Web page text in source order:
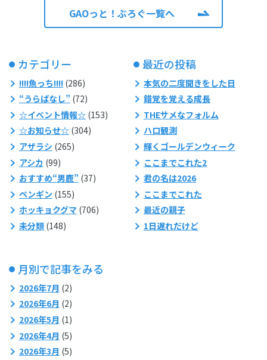
GAOっと！ぶろぐ一覧へ
カテゴリー
!!!!魚っち!!!!(286)
“うらばなし”(72)
☆イベント情報☆(153)
☆お知らせ☆(304)
アザラシ (265)
アシカ (99)
おすすめ“男鹿”(37)
ペンギン (155)
ホッキョクグマ (706)
未分類(148)
最近の投稿
本気の二度聞きをした日
錯覚を覚える成長
THEサメなフォルム
ハロ観測
輝くゴールデンウィーク
ここまでこれた2
君の名は2026
ここまでこれた
最近の親子
1日遅れだけど
月別で記事をみる
2026年7月 (2)
2026年6月 (2)
2026年5月 (1)
2026年4月 (5)
2026年3月 (5)